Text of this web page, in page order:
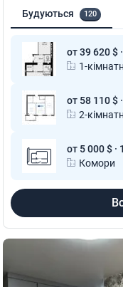
Будуються 120
от 39 620 $
1-
от 58 110 $
2-
от 5 000 $ ·
Комори